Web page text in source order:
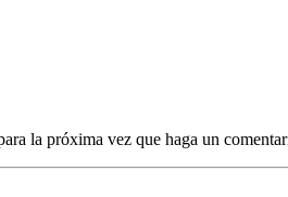
la próxima vez que haga un